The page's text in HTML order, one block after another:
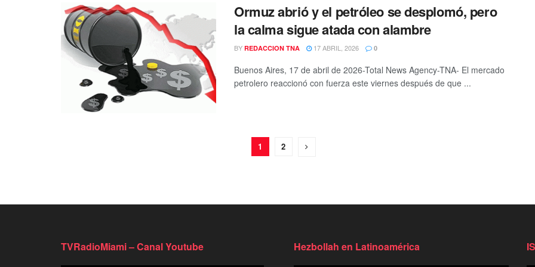
Ormuz abrió y el petróleo se desplomó, pero
la calma sigue atada con alambre
BY REDACCION TNA 17 ABRIL, 2026 0
Buenos Aires, 17 de abril de 2026-Total News Agency-TNA- El mercado
petrolero reaccionó con fuerza este viernes después de que ...
1 2
TVRadioMiami – Canal Youtube Hezbollah en Latinoamérica